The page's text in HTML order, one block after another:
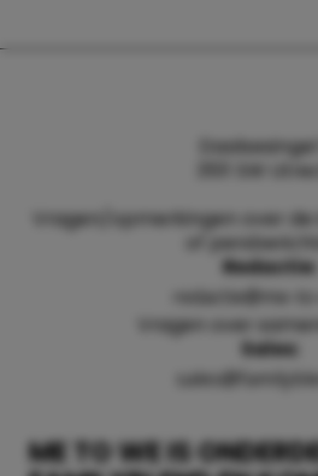
ME TO WE IS
Daalsesingel
3511 SW
Vragen/opmerkingen over
of
Redactie:
redactie@me-
Vragen over
Sales: